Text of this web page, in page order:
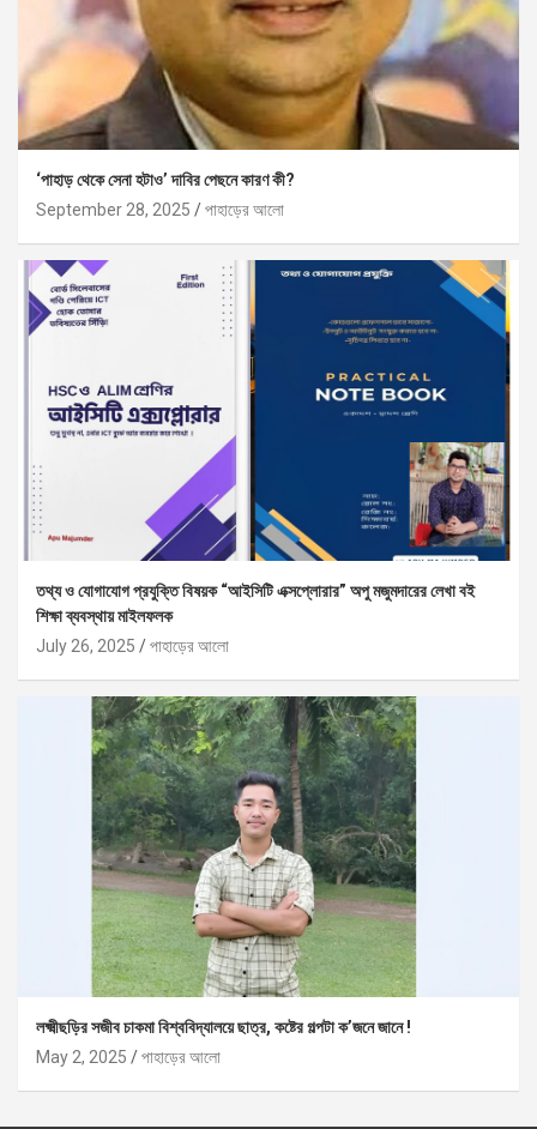
‘পাহাড় থেকে সেনা হটাও’ দাবির পেছনে কারণ কী?
September 28, 2025
পাহাড়ের আলো
তথ্য ও যোগাযোগ প্রযুক্তি বিষয়ক “আইসিটি এক্সপ্লোরার” অপু মজুমদারের লেখা বই
শিক্ষা ব্যবস্থায় মাইলফলক
July 26, 2025
পাহাড়ের আলো
লক্ষ্মীছড়ির সজীব চাকমা বিশ্ববিদ্যালয়ে ছাত্র, কষ্টের গল্পটা ক’জনে জানে !
May 2, 2025
পাহাড়ের আলো